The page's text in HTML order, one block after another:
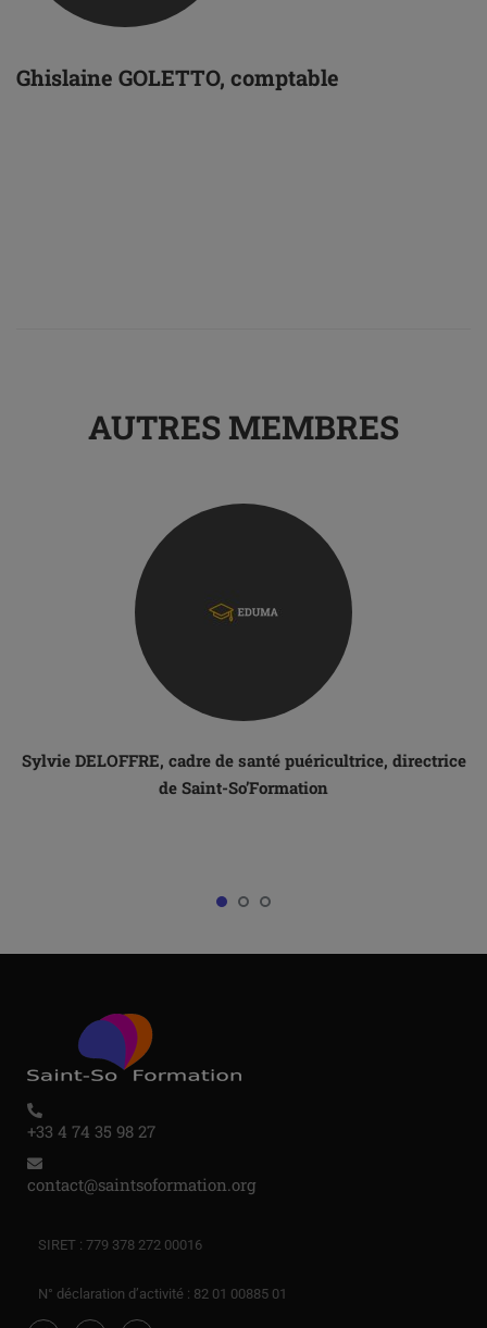
Ghislaine GOLETTO, comptable
AUTRES MEMBRES
Sylvie DELOFFRE, cadre de santé puéricultrice, directrice
de Saint-So’Formation
+33 4 74 35 98 27
contact@saintsoformation.org
SIRET : 779 378 272 00016
N° déclaration d’activité : 82 01 00885 01